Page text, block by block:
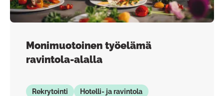
Monimuotoinen työelämä
ravintola-alalla
Rekrytointi Hotelli- ja ravintola